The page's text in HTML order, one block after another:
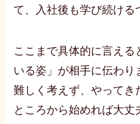
て、入社後も学び続ける
ここまで具体的に言える
いる姿」が相手に伝わり
難しく考えず、やってき
ところから始めれば大丈